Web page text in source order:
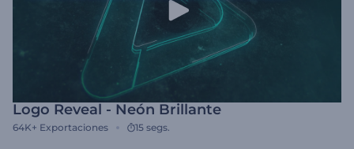
Logo Reveal - Neón Brillante
64K+ Exportaciones 15 segs.